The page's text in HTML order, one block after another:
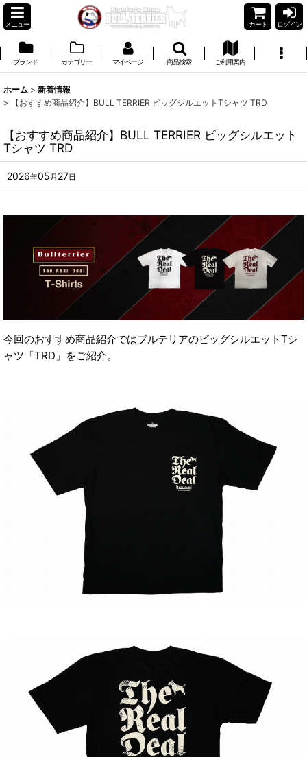
メニュー カート ログイン
ブランド カテゴリー マイページ 商品検索 ご利用案内
ホーム > 新着情報
>
【おすすめ商品紹介】BULL TERRIER ビッグシルエットTシャツ TRD
【おすすめ商品紹介】BULL TERRIER ビッグシルエット
Tシャツ TRD
2026年05 月 27日
今回のおすすめ商品紹介ではブルテリアのビッグシルエットTシ
ャツ「TRD」をご紹介。